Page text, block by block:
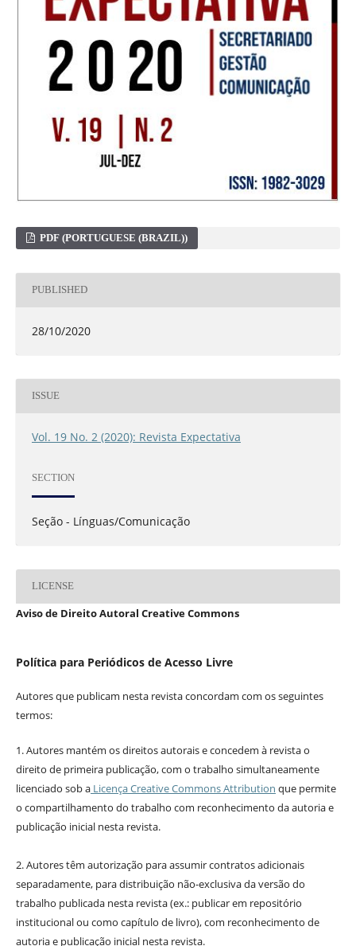
PDF (PORTUGUESE (BRAZIL))
PUBLISHED
28/10/2020
ISSUE
Vol. 19 No. 2 (2020): Revista Expectativa
SECTION
Seção - Línguas/Comunicação
LICENSE
Aviso de Direito Autoral Creative Commons
Política para Periódicos de Acesso Livre
Autores que publicam nesta revista concordam com os seguintes
termos:
1. Autores mantém os direitos autorais e concedem à revista o
direito de primeira publicação, com o trabalho simultaneamente
licenciado sob aLicença Creative Commons Attribution que permite
o compartilhamento do trabalho com reconhecimento da autoria e
publicação inicial nesta revista.
2. Autores têm autorização para assumir contratos adicionais
separadamente, para distribuição não-exclusiva da versão do
trabalho publicada nesta revista (ex.: publicar em repositório
institucional ou como capítulo de livro), com reconhecimento de
autoria e publicação inicial nesta revista.